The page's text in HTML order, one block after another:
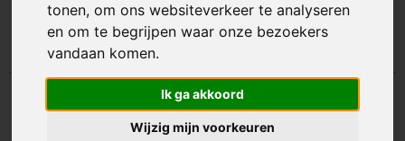
tonen, om ons websiteverkeer te analyseren
en om te begrijpen waar onze bezoekers
vandaan komen.
Ik ga akkoord
Wijzig mijn voorkeuren
Sorteer op: